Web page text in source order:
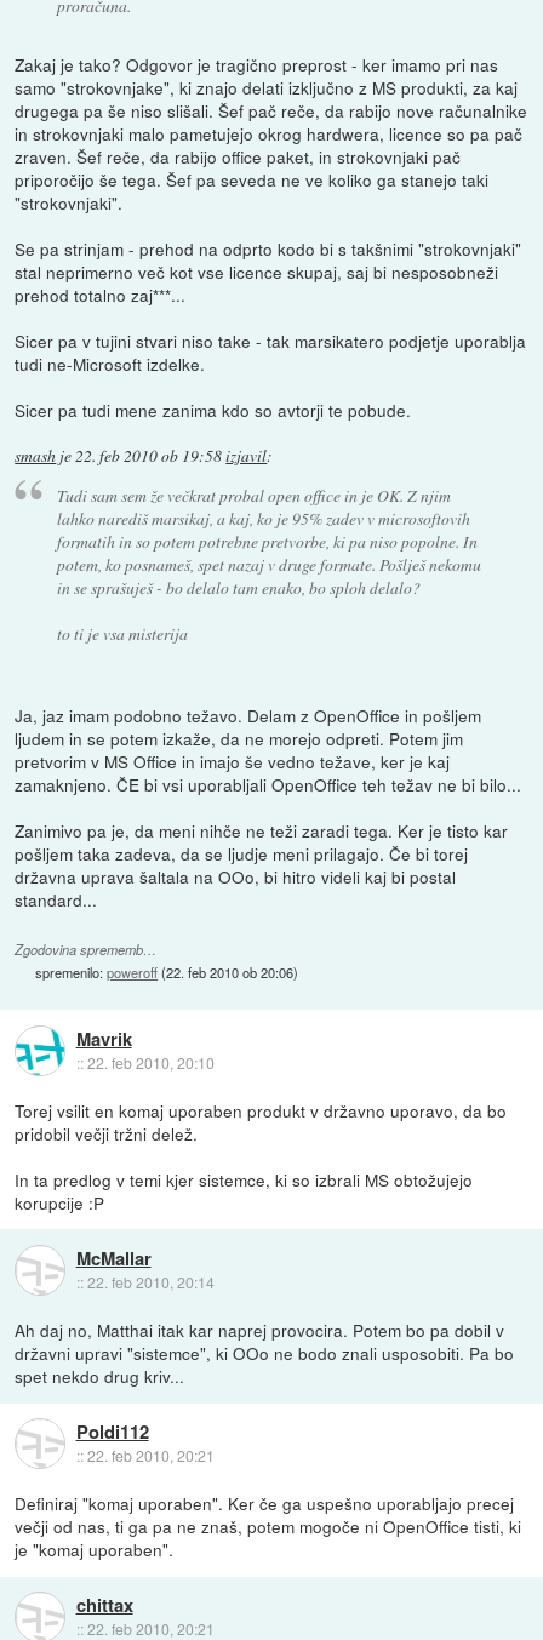
proračuna.
Zakaj je tako? Odgovor je tragično preprost - ker imamo pri nas
samo "strokovnjake", ki znajo delati izključno z MS produkti, za kaj
drugega pa še niso slišali. Šef pač reče, da rabijo nove računalnike
in strokovnjaki malo pametujejo okrog hardwera, licence so pa pač
zraven. Šef reče, da rabijo office paket, in strokovnjaki pač
priporočijo še tega. Šef pa seveda ne ve koliko ga stanejo taki
"strokovnjaki".
Se pa strinjam - prehod na odprto kodo bi s takšnimi "strokovnjaki"
stal neprimerno več kot vse licence skupaj, saj bi nesposobneži
prehod totalno zaj***...
Sicer pa v tujini stvari niso take - tak marsikatero podjetje uporablja
tudi ne-Microsoft izdelke.
Sicer pa tudi mene zanima kdo so avtorji te pobude.
smash je22. feb 2010 ob 19:58izjavil:
Tudi sam sem že večkrat probal open office in je OK. Z njim
lahko narediš marsikaj, a kaj, ko je 95% zadev v microsoftovih
formatih in so potem potrebne pretvorbe, ki pa niso popolne. In
potem, ko posnameš, spet nazaj v druge formate. Pošlješ nekomu
in se sprašuješ - bo delalo tam enako, bo sploh delalo?
to ti je vsa misterija
Ja, jaz imam podobno težavo. Delam z OpenOffice in pošljem
ljudem in se potem izkaže, da ne morejo odpreti. Potem jim
pretvorim v MS Office in imajo še vedno težave, ker je kaj
zamaknjeno. ČE bi vsi uporabljali OpenOffice teh težav ne bi bilo...
Zanimivo pa je, da meni nihče ne teži zaradi tega. Ker je tisto kar
pošljem taka zadeva, da se ljudje meni prilagajo. Če bi torej
državna uprava šaltala na OOo, bi hitro videli kaj bi postal
standard...
Zgodovina sprememb…
spremenilo:poweroff(22. feb 2010 ob 20:06)
Mavrik
::22. feb 2010, 20:10
Torej vsilit en komaj uporaben produkt v državno uporavo, da bo
pridobil večji tržni delež.
In ta predlog v temi kjer sistemce, ki so izbrali MS obtožujejo
korupcije :P
McMallar
::22. feb 2010, 20:14
Ah daj no, Matthai itak kar naprej provocira. Potem bo pa dobil v
državni upravi "sistemce", ki OOo ne bodo znali usposobiti. Pa bo
spet nekdo drug kriv...
Poldi112
::22. feb 2010, 20:21
Definiraj "komaj uporaben". Ker če ga uspešno uporabljajo precej
večji od nas, ti ga pa ne znaš, potem mogoče ni OpenOffice tisti, ki
je "komaj uporaben".
chittax
::22. feb 2010, 20:21